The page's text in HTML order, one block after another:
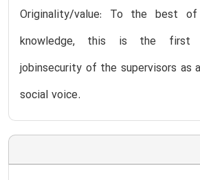
Originality/value: To the best of
knowledge, this is the
jobinsecurity of the supervisors as
social voice.